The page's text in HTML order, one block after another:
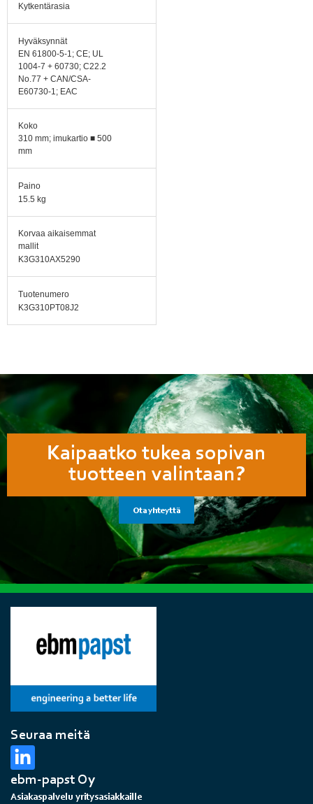
Kytkentärasia
Hyväksynnät
EN 61800-5-1; CE; UL
1004-7 + 60730; C22.2
No.77 + CAN/CSA-
E60730-1; EAC
Koko
310 mm; imukartio ■ 500
mm
Paino
15.5 kg
Korvaa aikaisemmat
mallit
K3G310AX5290
Tuotenumero
K3G310PT08J2
Kaipaatko tukea sopivan
tuotteen valintaan?
Ota yhteyttä
Seuraa meitä
ebm-papst Oy
Asiakaspalvelu yritysasiakkaille